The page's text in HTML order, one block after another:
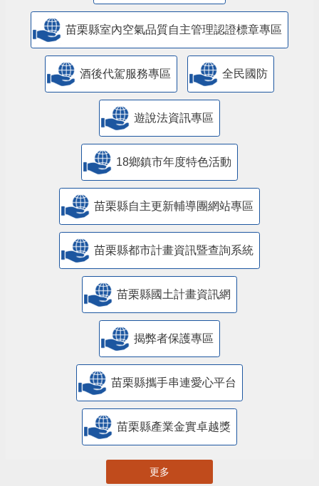
苗栗縣室內空氣品質自主管理認證標章專區
酒後代駕服務專區 全民國防
遊說法資訊專區
18鄉鎮市年度特色活動
苗栗縣自主更新輔導團網站專區
苗栗縣都市計畫資訊暨查詢系統
苗栗縣國土計畫資訊網
揭弊者保護專區
苗栗縣攜手串連愛心平台
苗栗縣產業金實卓越獎
更多